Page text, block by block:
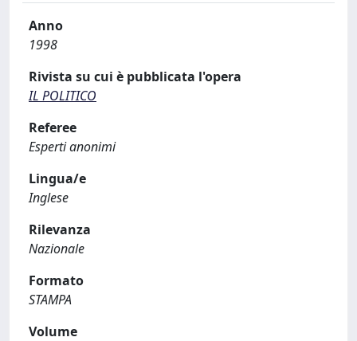
Anno
1998
Rivista su cui è pubblicata l'opera
IL POLITICO
Referee
Esperti anonimi
Lingua/e
Inglese
Rilevanza
Nazionale
Formato
STAMPA
Volume